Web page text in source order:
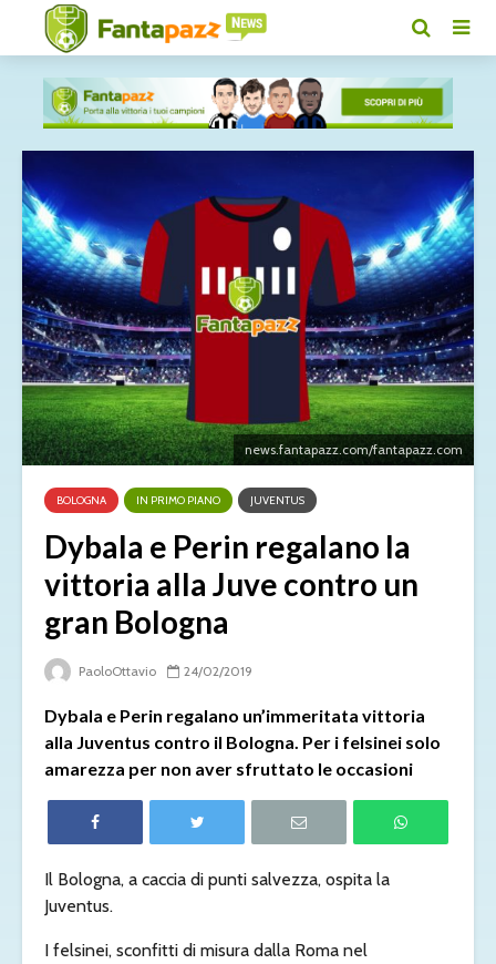
news.fantapazz.com/fantapazz.com
BOLOGNA IN PRIMO PIANO JUVENTUS
Dybala e Perin regalano la
vittoria alla Juve contro un
gran Bologna
PaoloOttavio 24/02/2019
Dybala e Perin regalano un’immeritata vittoria
alla Juventus contro il Bologna. Per i felsinei solo
amarezza per non aver sfruttato le occasioni
Il Bologna, a caccia di punti salvezza, ospita la
Juventus.
I felsinei, sconfitti di misura dalla Roma nel